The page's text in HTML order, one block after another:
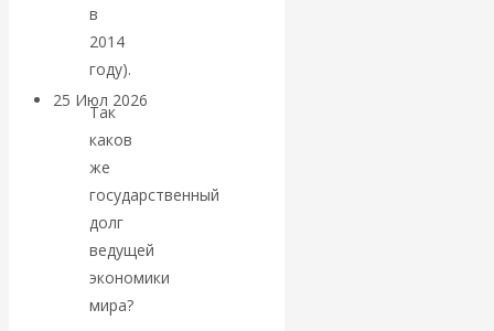
покинуть НАТО?
25 Июл 2026
«Об этом
молчат»:
экономист
в
2014
году).
Так
каков
же
государственный
долг
ведущей
экономики
мира?